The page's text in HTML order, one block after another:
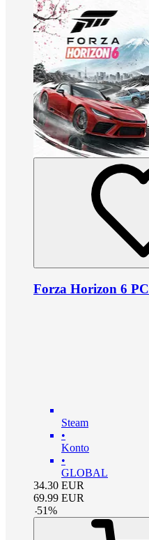
Forza Horizon 6 PC
Steam
•
Konto
•
GLOBAL
34.30 EUR
69.99 EUR
-51%